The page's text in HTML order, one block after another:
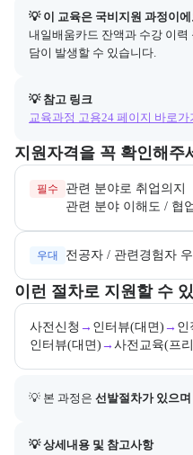
💡 이 교육은 국비지원 과정이
내일배움카드 잔액과 수강 이
담이 발생할 수 있습니다.
💡 참고 링크
교육과정 고용24 페이지 바로가
지원자격을 꼭 확인해주
교육과정 지원 자격과 우대 사
필수
관련 분야 이해도 / 협
우대 전공자 / 관련경험자
이런 절차로 지원할 수
교육과정 지원 절차와 참여 조
사전신청 → 인터뷰(대면) → 인
인터뷰(대면) → 사전교육(프
💡 본 과정은 선발절차가 있으
💡 상세내용 및 참고사항
아래에는 지원 절차의 상세 설명